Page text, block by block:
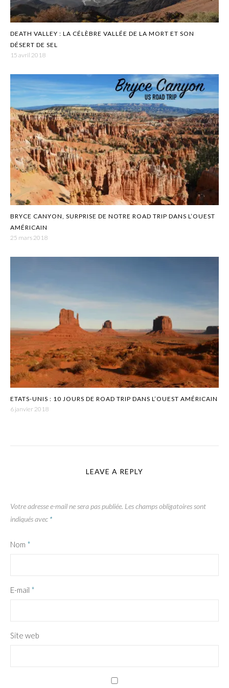
DEATH VALLEY : LA CÉLÈBRE VALLÉE DE LA MORT ET SON
DÉSERT DE SEL
15 avril 2018
BRYCE CANYON, SURPRISE DE NOTRE ROAD TRIP DANS L’OUEST
AMÉRICAIN
25 mars 2018
ETATS-UNIS : 10 JOURS DE ROAD TRIP DANS L’OUEST AMÉRICAIN
6 janvier 2018
LEAVE A REPLY
Votre adresse e-mail ne sera pas publiée. Les champs obligatoires sont
indiqués avec *
Nom *
E-mail *
Site web